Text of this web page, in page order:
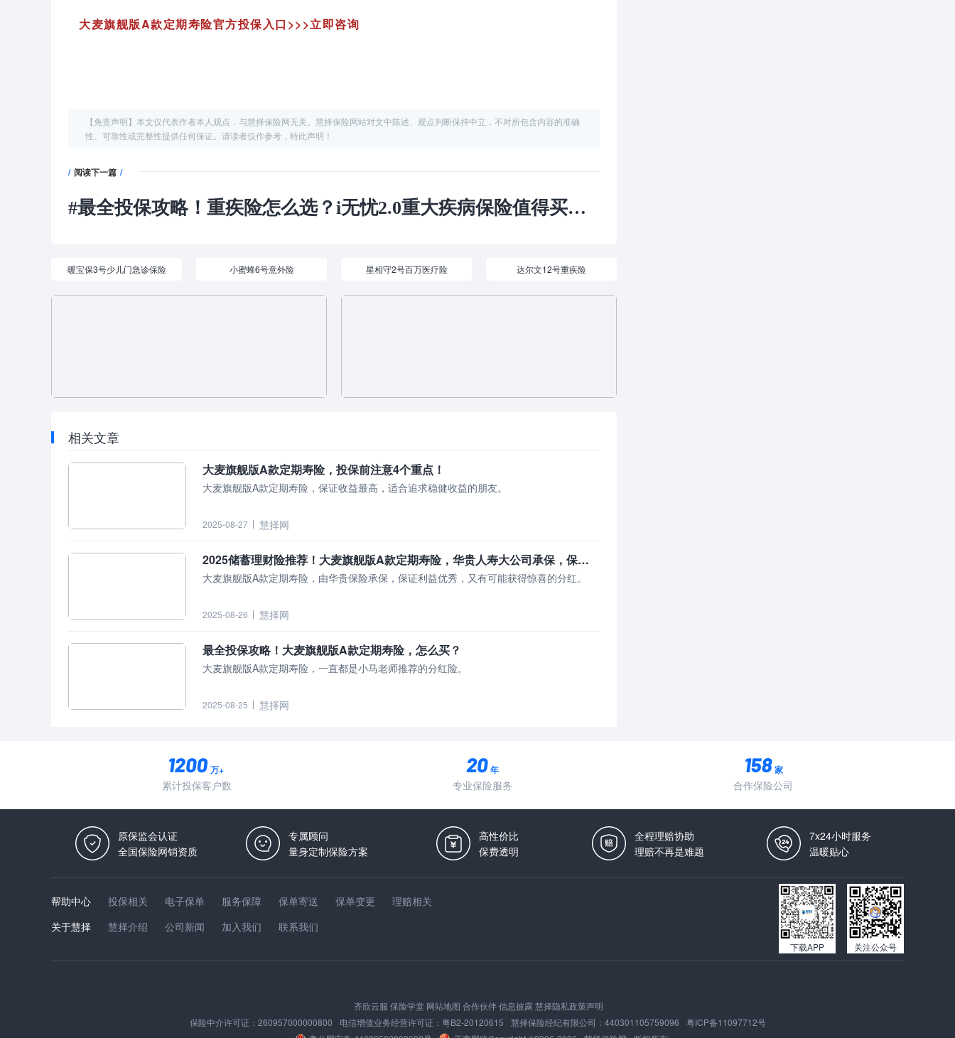
大麦旗舰版A款定期寿险官方投保入口>>>立即咨询
【免责声明】本文仅代表作者本人观点，与慧择保险网无关。慧择保险网站对文中陈述、观点判断保持中立，不对所包含内容的准确
性、可靠性或完整性提供任何保证。请读者仅作参考，特此声明！
/ 阅读下一篇 /
#最全投保攻略！重疾险怎么选？i无忧2.0重大疾病保险值得买吗？在哪买？
暖宝保3号少儿门急诊保险 小蜜蜂6号意外险 星相守2号百万医疗险 达尔文12号重疾险
相关文章
大麦旗舰版A款定期寿险，投保前注意4个重点！
大麦旗舰版A款定期寿险，保证收益最高，适合追求稳健收益的朋友。
2025-08-27 慧择网
2025储蓄理财险推荐！大麦旗舰版A款定期寿险，华贵人寿大公司承保，保证利益高，红利收益很可观！
大麦旗舰版A款定期寿险，由华贵保险承保，保证利益优秀，又有可能获得惊喜的分红。
2025-08-26 慧择网
最全投保攻略！大麦旗舰版A款定期寿险，怎么买？
大麦旗舰版A款定期寿险，一直都是小马老师推荐的分红险。
2025-08-25 慧择网
万+
累计投保客户数
年
专业保险服务
家
合作保险公司
原保监会认证
全国保险网销资质
专属顾问
量身定制保险方案
高性价比
保费透明
全程理赔协助
理赔不再是难题
7x24小时服务
温暖贴心
帮助中心 投保相关 电子保单 服务保障 保单寄送 保单变更
理赔相关
关于慧择
慧择介绍 公司新闻 加入我们 联系我们
下载APP 关注公众号
齐欣云服 保险学堂 网站地图 合作伙伴信息披露慧择隐私政策声明
保险中介许可证： 260957000000800 电信增值业务经营许可证： 粤B2-20120615 慧择保险经纪有限公司： 440301105759096
粤ICP备11097712号